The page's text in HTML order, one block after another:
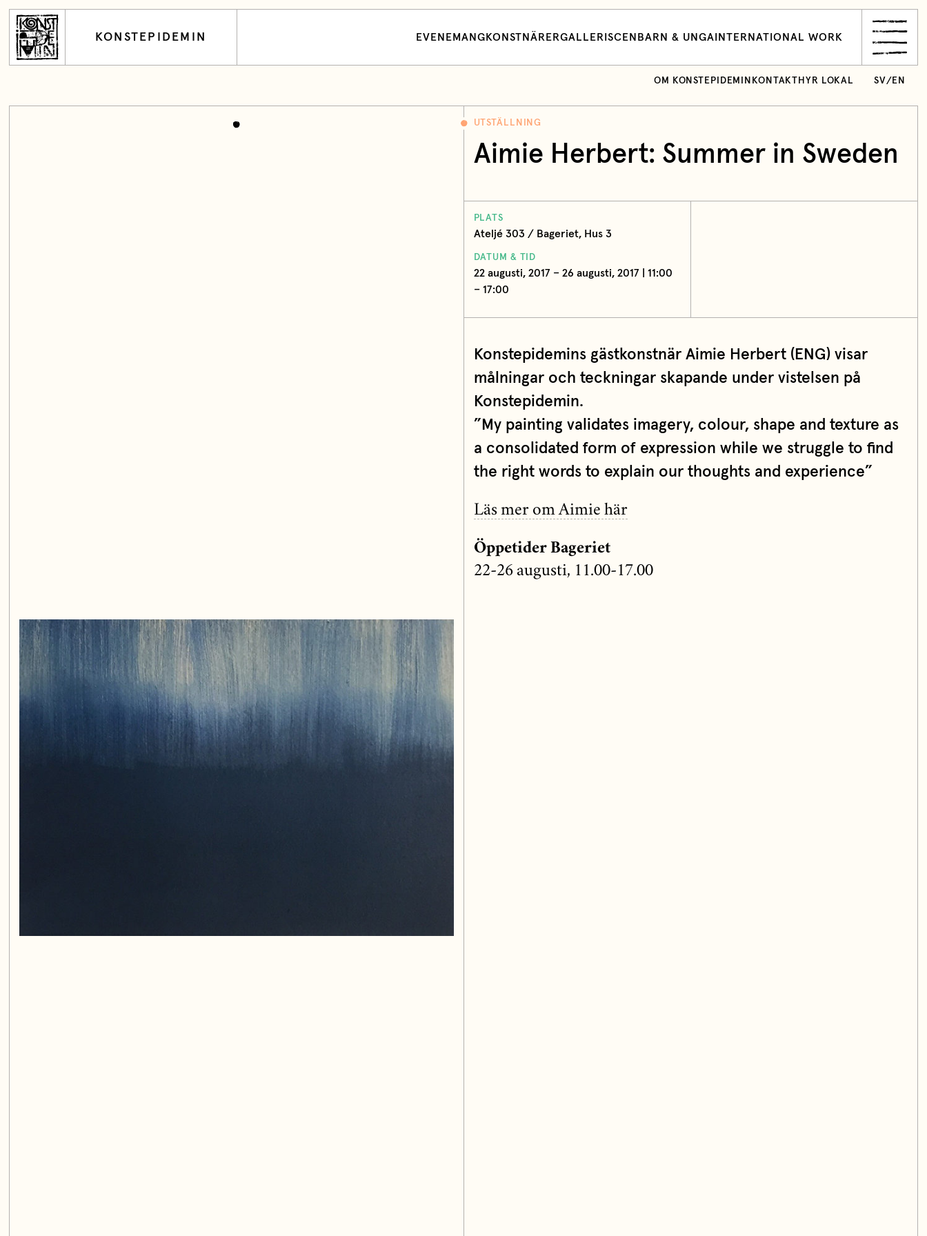
KONSTEPIDEMIN EVENEMANG KONSTNÄRERGALLERI SCEN BARN & UNGA INTERNATIONAL WORK
OM KONSTEPIDEMIN KONTAKT HYR LOKAL SV/ EN
UTSTÄLLNING
Aimie Herbert: Summer in Sweden
PLATS
Ateljé 303 / Bageriet, Hus 3
DATUM & TID
22 augusti, 2017 – 26 augusti, 2017 | 11:00
– 17:00
Konstepidemins gästkonstnär Aimie Herbert (ENG) visar
målningar och teckningar skapande under vistelsen på
Konstepidemin.
”My painting validates imagery, colour, shape and texture as
a consolidated form of expression while we struggle to find
the right words to explain our thoughts and experience”
Läs mer om Aimie här
Öppetider Bageriet
22-26 augusti, 11.00-17.00